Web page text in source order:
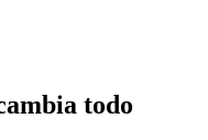
todo